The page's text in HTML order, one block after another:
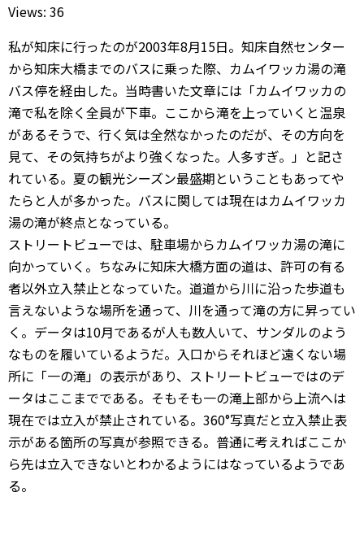
Views: 36
私が知床に行ったのが2003年8月15日。知床自然センター
から知床大橋までのバスに乗った際、カムイワッカ湯の滝
バス停を経由した。当時書いた文章には「カムイワッカの
滝で私を除く全員が下車。ここから滝を上っていくと温泉
があるそうで、行く気は全然なかったのだが、その方向を
見て、その気持ちがより強くなった。人多すぎ。」と記さ
れている。夏の観光シーズン最盛期ということもあってや
たらと人が多かった。バスに関しては現在はカムイワッカ
湯の滝が終点となっている。
ストリートビューでは、駐車場からカムイワッカ湯の滝に
向かっていく。ちなみに知床大橋方面の道は、許可の有る
者以外立入禁止となっていた。道道から川に沿った歩道も
言えないような場所を通って、川を通って滝の方に昇ってい
く。データは10月であるが人も数人いて、サンダルのよう
なものを履いているようだ。入口からそれほど遠くない場
所に「一の滝」の表示があり、ストリートビューではのデ
ータはここまでである。そもそも一の滝上部から上流へは
現在では立入が禁止されている。360°写真だと立入禁止表
示がある箇所の写真が参照できる。普通に考えればここか
ら先は立入できないとわかるようにはなっているようであ
る。